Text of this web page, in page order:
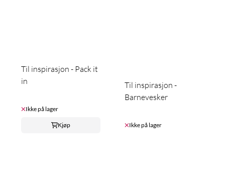
Til inspirasjon - Pack it
in
Ikke på lager
Kjøp
Til inspirasjon -
Barnevesker
Ikke på lager